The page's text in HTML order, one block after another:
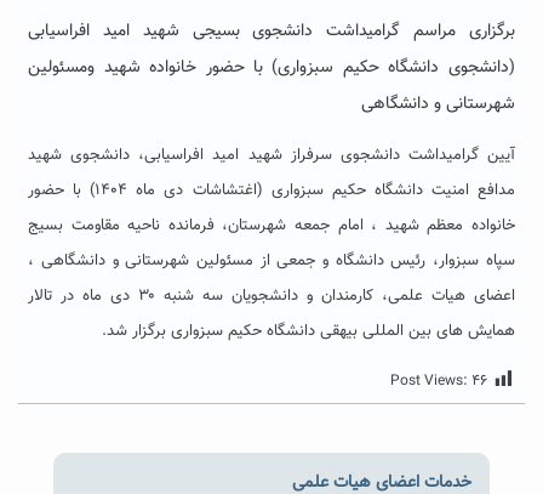
برگزاری مراسم گرامیداشت دانشجوی بسیجی شهید امید افراسیابی
(دانشجوی دانشگاه حکیم سبزواری) با حضور خانواده شهید ومسئولین
شهرستانی و دانشگاهی
آیین گرامیداشت دانشجوی سرفراز شهید امید افراسیابی، دانشجوی شهید
مدافع امنیت دانشگاه حکیم سبزواری (اغتشاشات دی ماه ۱۴۰۴) با حضور
خانواده معظم شهید ، امام جمعه شهرستان، فرمانده ناحیه مقاومت بسیج
سپاه سبزوار، رئیس دانشگاه و جمعی از مسئولین شهرستانی و دانشگاهی ،
اعضای هیات علمی، کارمندان و دانشجویان سه شنبه ۳۰ دی ماه در تالار
همایش های بین المللی بیهقی دانشگاه حکیم سبزواری برگزار شد.
Post Views: ۴۶
خدمات اعضای هیات علمی